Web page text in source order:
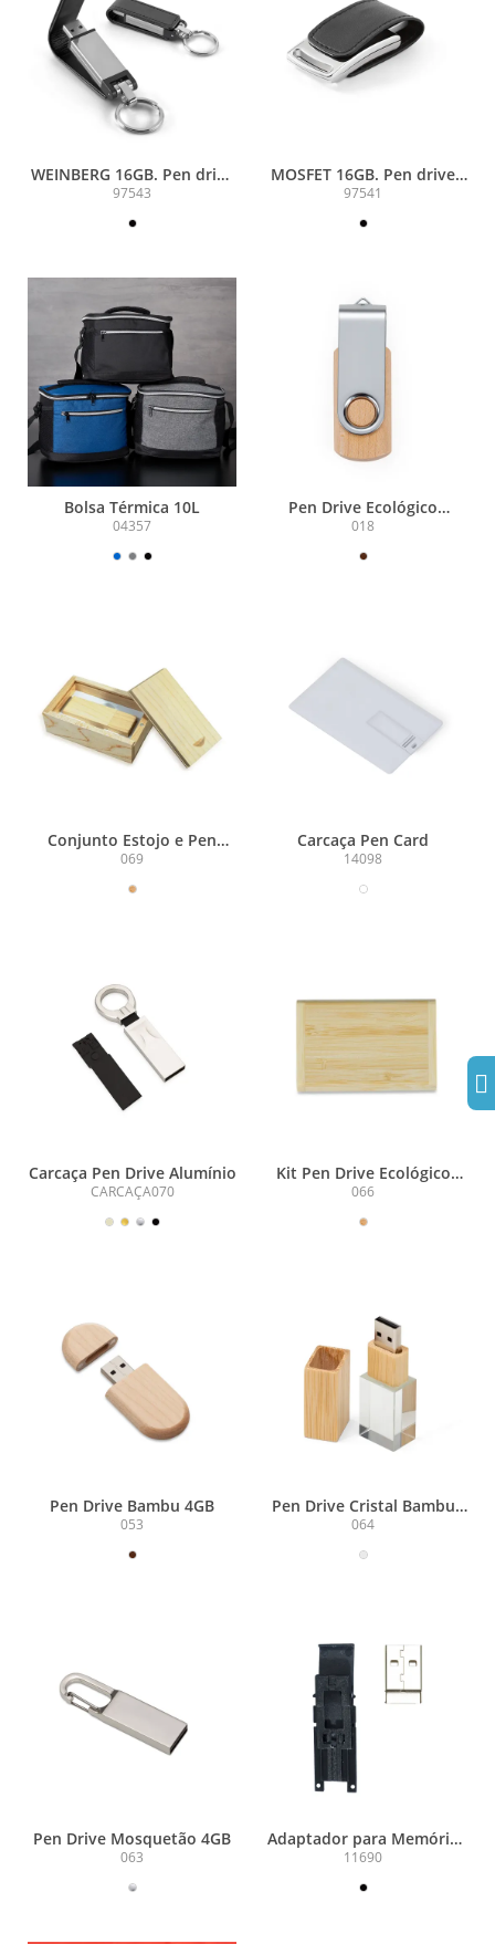
WEINBERG 16GB. Pen drive
em c. sintético 16GB
97543
MOSFET 16GB. Pen drive
em c. sintético 16GB
97541
Bolsa Térmica 10L
04357
Pen Drive Ecológico
4GB/8GB/16GB
018
Conjunto Estojo e Pen
Drive Bambu
069
Carcaça Pen Card
14098
Carcaça Pen Drive Alumínio
CARCAÇA070
Kit Pen Drive Ecológico
16GB
066
Pen Drive Bambu 4GB
053
Pen Drive Cristal Bambu
4GB
064
Pen Drive Mosquetão 4GB
063
Adaptador para Memória
COB
11690